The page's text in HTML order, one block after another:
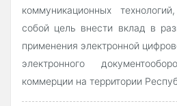
коммуникационных
собой цель внести вклад в
применения электронной
электронного
коммерции на территории